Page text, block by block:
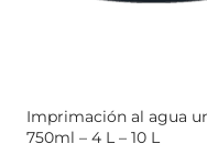
Imprimación al agua
750ml – 4 L – 10 L